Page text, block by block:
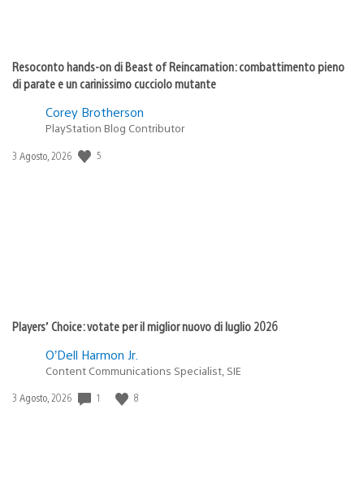
Resoconto hands-on di Beast of Reincarnation: combattimento pieno
di parate e un carinissimo cucciolo mutante
Corey Brotherson
PlayStation Blog Contributor
Data
3 Agosto, 2026 5
Players’ Choice: votate per il miglior nuovo di luglio 2026
O’Dell Harmon Jr.
Content Communications Specialist, SIE
Data
3 Agosto, 2026 1 8